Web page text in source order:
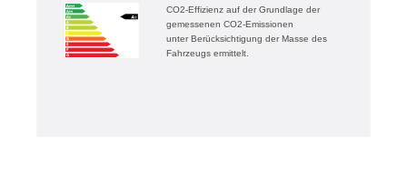
CO2-Effizienz auf der Grundlage der
gemessenen CO2-Emissionen
unter Berücksichtigung der Masse des
Fahrzeugs ermittelt.